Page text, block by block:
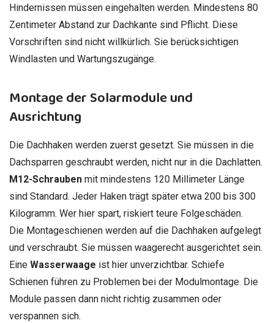
Hindernissen müssen eingehalten werden. Mindestens 80
Zentimeter Abstand zur Dachkante sind Pflicht. Diese
Vorschriften sind nicht willkürlich. Sie berücksichtigen
Windlasten und Wartungszugänge.
Montage der Solarmodule und
Ausrichtung
Die Dachhaken werden zuerst gesetzt. Sie müssen in die
Dachsparren geschraubt werden, nicht nur in die Dachlatten.
M12-Schrauben mit mindestens 120 Millimeter Länge
sind Standard. Jeder Haken trägt später etwa 200 bis 300
Kilogramm. Wer hier spart, riskiert teure Folgeschäden.
Die Montageschienen werden auf die Dachhaken aufgelegt
und verschraubt. Sie müssen waagerecht ausgerichtet sein.
Eine Wasserwaage ist hier unverzichtbar. Schiefe
Schienen führen zu Problemen bei der Modulmontage. Die
Module passen dann nicht richtig zusammen oder
verspannen sich.